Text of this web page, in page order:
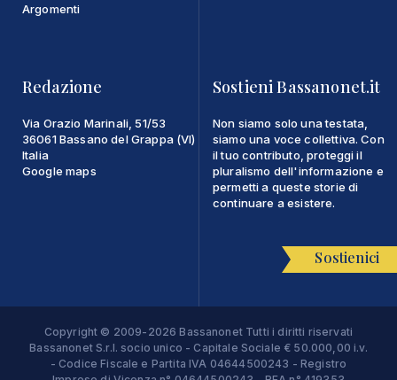
Argomenti
Redazione
Via Orazio Marinali, 51/53
36061 Bassano del Grappa (VI)
Italia
Google maps
Sostieni Bassanonet.it
Non siamo solo una testata,
siamo una voce collettiva. Con
il tuo contributo, proteggi il
pluralismo dell'informazione e
permetti a queste storie di
continuare a esistere.
Sostienici
Copyright © 2009-2026 Bassanonet Tutti i diritti riservati
Bassanonet S.r.l. socio unico - Capitale Sociale € 50.000,00 i.v.
- Codice Fiscale e Partita IVA 04644500243 - Registro